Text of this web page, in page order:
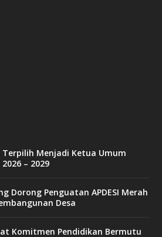
Terpilih Menjadi Ketua Umum
2026 – 2029
Dorong Penguatan APDESI Merah
Desa
Komitmen Pendidikan Bermutu